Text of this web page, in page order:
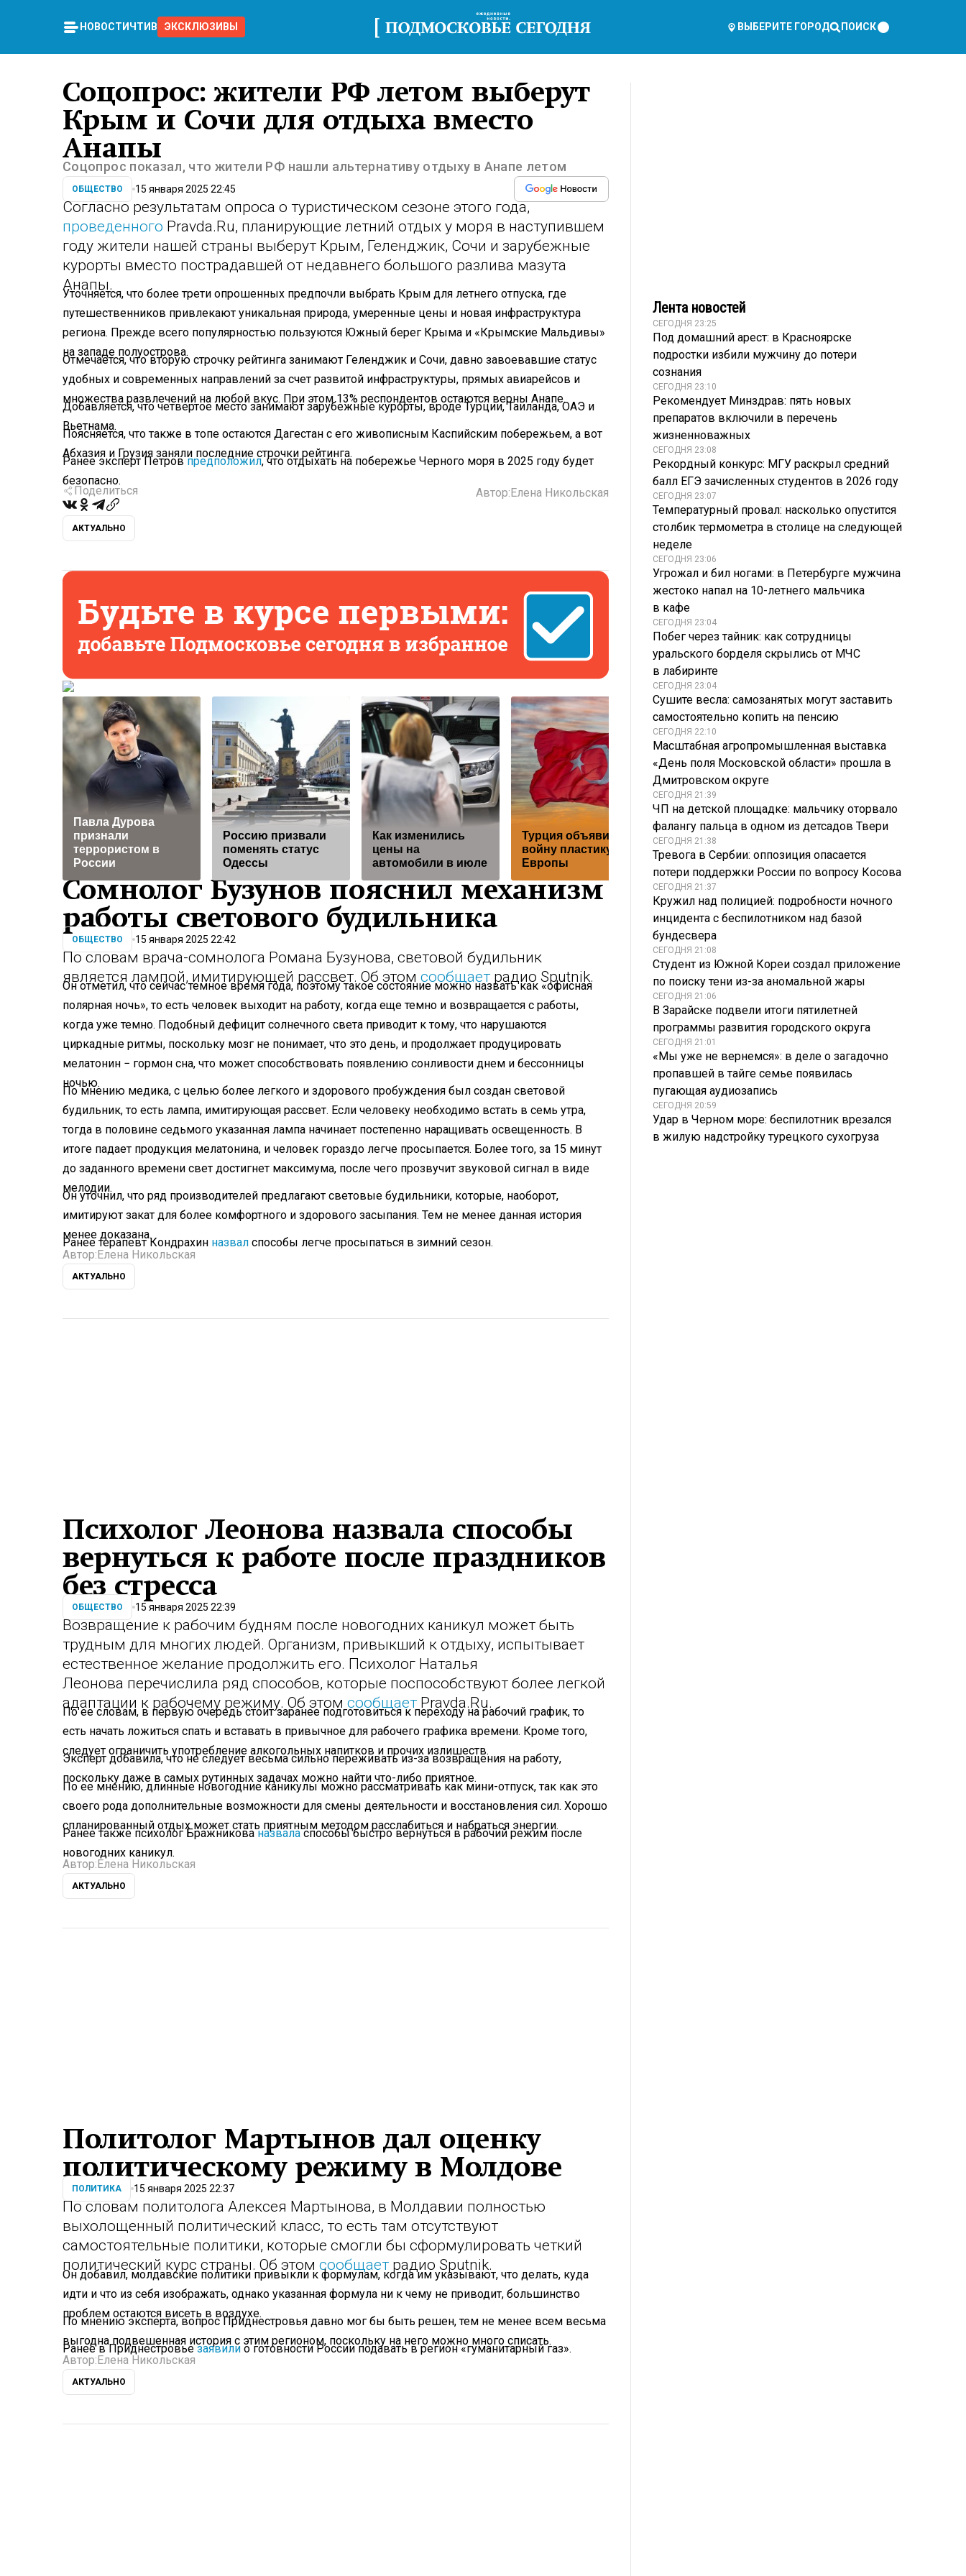
НОВОСТИ ЧТИВО ЭКСКЛЮЗИВЫ ВЫБЕРИТЕ ГОРОД ПОИСК
Соцопрос: жители РФ летом выберут
Крым и Сочи для отдыха вместо
Анапы
Соцопрос показал, что жители РФ нашли альтернативу отдыху в Анапе летом
ОБЩЕСТВО 15 января 2025 22:45
Согласно результатам опроса о туристическом сезоне этого года,
проведенного Pravda.Ru, планирующие летний отдых у моря в наступившем
году жители нашей страны выберут Крым, Геленджик, Сочи и зарубежные
курорты вместо пострадавшей от недавнего большого разлива мазута
Анапы.
Уточняется, что более трети опрошенных предпочли выбрать Крым для летнего отпуска, где
путешественников привлекают уникальная природа, умеренные цены и новая инфраструктура
региона. Прежде всего популярностью пользуются Южный берег Крыма и «Крымские Мальдивы»
на западе полуострова.
Отмечается, что вторую строчку рейтинга занимают Геленджик и Сочи, давно завоевавшие статус
удобных и современных направлений за счет развитой инфраструктуры, прямых авиарейсов и
множества развлечений на любой вкус. При этом 13% респондентов остаются верны Анапе.
Добавляется, что четвертое место занимают зарубежные курорты, вроде Турции, Таиланда, ОАЭ и
Вьетнама.
Поясняется, что также в топе остаются Дагестан с его живописным Каспийским побережьем, а вот
Абхазия и Грузия заняли последние строчки рейтинга.
Ранее эксперт Петровпредположил, что отдыхать на побережье Черного моря в 2025 году будет
безопасно.
Поделиться Автор:Елена Никольская
АКТУАЛЬНО
Павла Дурова
признали
террористом в
России
Россию призвали
поменять статус
Одессы
Как изменились
цены на
автомобили в июле
Турция объявила
войну пластику из
Европы
Пашинян сделал
резкое заявление о
ЕАЭС
АБН24: Запад
опозорился после
шуток над
России
Сомнолог Бузунов пояснил механизм
работы светового будильника
ОБЩЕСТВО 15 января 2025 22:42
По словам врача-сомнолога Романа Бузунова, световой будильник
является лампой, имитирующей рассвет. Об этом сообщает радио Sputnik.
Он отметил, что сейчас темное время года, поэтому такое состояние можно назвать как «офисная
полярная ночь», то есть человек выходит на работу, когда еще темно и возвращается с работы,
когда уже темно. Подобный дефицит солнечного света приводит к тому, что нарушаются
циркадные ритмы, поскольку мозг не понимает, что это день, и продолжает продуцировать
мелатонин − гормон сна, что может способствовать появлению сонливости днем и бессонницы
ночью.
По мнению медика, с целью более легкого и здорового пробуждения был создан световой
будильник, то есть лампа, имитирующая рассвет. Если человеку необходимо встать в семь утра,
тогда в половине седьмого указанная лампа начинает постепенно наращивать освещенность. В
итоге падает продукция мелатонина, и человек гораздо легче просыпается. Более того, за 15 минут
до заданного времени свет достигнет максимума, после чего прозвучит звуковой сигнал в виде
мелодии.
Он уточнил, что ряд производителей предлагают световые будильники, которые, наоборот,
имитируют закат для более комфортного и здорового засыпания. Тем не менее данная история
менее доказана.
Ранее терапевт Кондрахин назвал способы легче просыпаться в зимний сезон.
Автор: Елена Никольская
АКТУАЛЬНО
Психолог Леонова назвала способы
вернуться к работе после праздников
без стресса
ОБЩЕСТВО 15 января 2025 22:39
Возвращение к рабочим будням после новогодних каникул может быть
трудным для многих людей. Организм, привыкший к отдыху, испытывает
естественное желание продолжить его. Психолог Наталья
Леонова перечислила ряд способов, которые поспособствуют более легкой
адаптации к рабочему режиму. Об этом сообщает Pravda.Ru.
По ее словам, в первую очередь стоит заранее подготовиться к переходу на рабочий график, то
есть начать ложиться спать и вставать в привычное для рабочего графика времени. Кроме того,
следует ограничить употребление алкогольных напитков и прочих излишеств.
Эксперт добавила, что не следует весьма сильно переживать из-за возвращения на работу,
поскольку даже в самых рутинных задачах можно найти что-либо приятное.
По ее мнению, длинные новогодние каникулы можно рассматривать как мини-отпуск, так как это
своего рода дополнительные возможности для смены деятельности и восстановления сил. Хорошо
спланированный отдых может стать приятным методом расслабиться и набраться энергии.
Ранее также психолог Бражникованазваласпособы быстро вернуться в рабочий режим после
новогодних каникул.
Автор: Елена Никольская
АКТУАЛЬНО
Политолог Мартынов дал оценку
политическому режиму в Молдове
ПОЛИТИКА 15 января 2025 22:37
По словам политолога Алексея Мартынова, в Молдавии полностью
выхолощенный политический класс, то есть там отсутствуют
самостоятельные политики, которые смогли бы сформулировать четкий
политический курс страны. Об этом сообщает радио Sputnik.
Он добавил, молдавские политики привыкли к формулам, когда им указывают, что делать, куда
идти и что из себя изображать, однако указанная формула ни к чему не приводит, большинство
проблем остаются висеть в воздухе.
По мнению эксперта, вопрос Приднестровья давно мог бы быть решен, тем не менее всем весьма
выгодна подвешенная история с этим регионом, поскольку на него можно много списать.
Ранее в Приднестровьезаявили о готовности России подавать в регион «гуманитарный газ».
Автор: Елена Никольская
АКТУАЛЬНО
Лента новостей
СЕГОДНЯ 23:25
Под домашний арест: в Красноярске
подростки избили мужчину до потери
сознания
СЕГОДНЯ 23:10
Рекомендует Минздрав: пять новых
препаратов включили в перечень
жизненноважных
СЕГОДНЯ 23:08
Рекордный конкурс: МГУ раскрыл средний
балл ЕГЭ зачисленных студентов в 2026 году
СЕГОДНЯ 23:07
Температурный провал: насколько опустится
столбик термометра в столице на следующей
неделе
СЕГОДНЯ 23:06
Угрожал и бил ногами: в Петербурге мужчина
жестоко напал на 10-летнего мальчика
в кафе
СЕГОДНЯ 23:04
Побег через тайник: как сотрудницы
уральского борделя скрылись от МЧС
в лабиринте
СЕГОДНЯ 23:04
Сушите весла: самозанятых могут заставить
самостоятельно копить на пенсию
СЕГОДНЯ 22:10
Масштабная агропромышленная выставка
«День поля Московской области» прошла в
Дмитровском округе
СЕГОДНЯ 21:39
ЧП на детской площадке: мальчику оторвало
фалангу пальца в одном из детсадов Твери
СЕГОДНЯ 21:38
Тревога в Сербии: оппозиция опасается
потери поддержки России по вопросу Косова
СЕГОДНЯ 21:37
Кружил над полицией: подробности ночного
инцидента с беспилотником над базой
бундесвера
СЕГОДНЯ 21:08
Студент из Южной Кореи создал приложение
по поиску тени из-за аномальной жары
СЕГОДНЯ 21:06
В Зарайске подвели итоги пятилетней
программы развития городского округа
СЕГОДНЯ 21:01
«Мы уже не вернемся»: в деле о загадочно
пропавшей в тайге семье появилась
пугающая аудиозапись
СЕГОДНЯ 20:59
Удар в Черном море: беспилотник врезался
в жилую надстройку турецкого сухогруза